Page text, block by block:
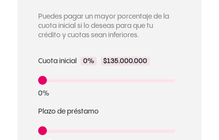
Puedes pagar un mayor porcentaje de la
cuota inicial si lo deseas para que tu
crédito y cuotas sean inferiores.
Cuota inicial 0% $135.000.000
0%
Plazo de préstamo